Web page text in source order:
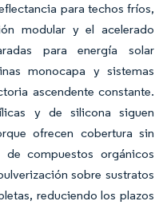
para techos fríos,
modular y el acelerado
para energía solar
monocapa y sistemas
ascendente constante.
y de silicona siguen
ofrecen cobertura sin
compuestos orgánicos
sobre sustratos
reduciendo los plazos